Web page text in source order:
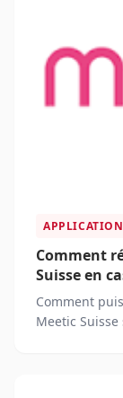
Comment
Suisse en
Comment
Meetic